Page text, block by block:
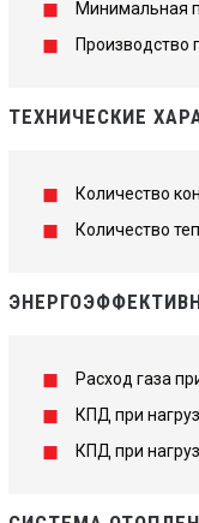
Минимальная
Производство
ТЕХНИЧЕСКИЕ
Количество
Количество
Расход газа
КПД при
КПД при